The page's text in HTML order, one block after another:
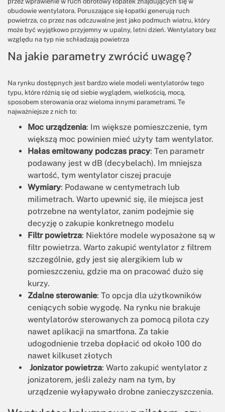
obudowie wentylatora. Poruszające się łopatki generują ruch
powietrza, co przez nas odczuwalne jest jako podmuch wiatru, który
może być wyjątkowo przyjemny w upalny, letni dzień. Wentylatory bez
względu na typ nie schładzają powietrza
Na jakie parametry zwrócić uwagę?
Na rynku dostępnych jest bardzo wiele modeli wentylatorów tego
typu, które różnią się od siebie wyglądem, wielkością, mocą,
sposobem sterowania oraz wieloma innymi parametrami. Te
najważniejsze z nich to:
Moc urządzenia: Im większe pomieszczenie, tym
większą moc powinien mieć użyty tam wentylator.
Hałas emitowany podczas pracy: Ten parametr
podawany jest w dB (decybelach). Im mniejsza
wartość, tym wentylator ciszej pracuje
Wymiary: Podawane w centymetrach lub
milimetrach. Warto upewnić się, ile miejsca jest
potrzebne na wentylator, zanim podejmie się
decyzję o zakupie konkretnego modelu
Filtr powietrza: Niektóre modele wyposażone są w
filtr powietrza. Warto zakupić wentylator z filtrem
szczególnie, gdy jest się alergikiem lub w
pomieszczeniu, gdzie ma on pracować dużo się
kurzy.
Zdalne sterowanie: To opcja dla użytkowników
ceniących sobie wygodę. Na rynku nie brakuje
wentylatorów sterowanych za pomocą pilota czy
nawet aplikacji na smartfona. Za takie
udogodnienie trzeba dopłacić od około 100 do
nawet kilkuset złotych
Jonizator powietrza: Warto zakupić wentylator z
jonizatorem, jeśli zależy nam na tym, by
urządzenie wyłapywało drobne zanieczyszczenia.